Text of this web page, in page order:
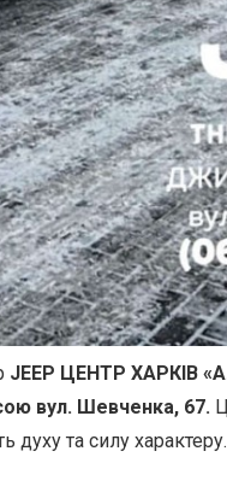
JEEP ЦЕНТР ХАРКІВ
вул. Шевченка, 67.
та силу